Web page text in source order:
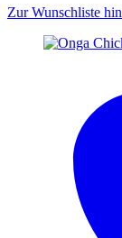
Zur Wunschliste